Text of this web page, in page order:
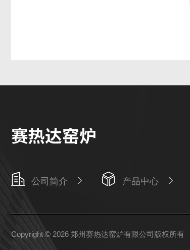
公司简介 产品中心
Copyright © 2026 郑州赛热达窑炉有限公司版权所有